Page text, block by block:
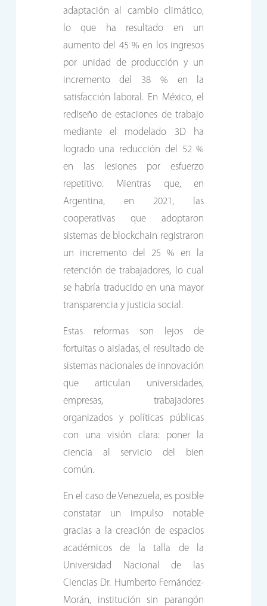
adaptación al cambio climático,
lo que ha resultado en un
aumento del 45 % en los ingresos
por unidad de producción y un
incremento del 38 % en la
satisfacción laboral. En México, el
rediseño de estaciones de trabajo
mediante el modelado 3D ha
logrado una reducción del 52 %
en las lesiones por esfuerzo
repetitivo. Mientras que, en
Argentina, en 2021, las
cooperativas que adoptaron
sistemas de blockchain registraron
un incremento del 25 % en la
retención de trabajadores, lo cual
se habría traducido en una mayor
transparencia y justicia social.
Estas reformas son lejos de
fortuitas o aisladas, el resultado de
sistemas nacionales de innovación
que articulan universidades,
empresas, trabajadores
organizados y políticas públicas
con una visión clara: poner la
ciencia al servicio del bien
común.
En el caso de Venezuela, es posible
constatar un impulso notable
gracias a la creación de espacios
académicos de la talla de la
Universidad Nacional de las
Ciencias Dr. Humberto Fernández-
Morán, institución sin parangón